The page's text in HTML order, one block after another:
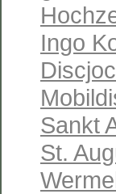
Ingo
Sankt
St.